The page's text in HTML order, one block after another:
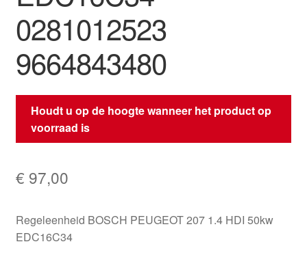
0281012523
9664843480
Houdt u op de hoogte wanneer het product op
voorraad is
€ 97,00
Regeleenheid BOSCH PEUGEOT 207 1.4 HDI 50kw
EDC16C34